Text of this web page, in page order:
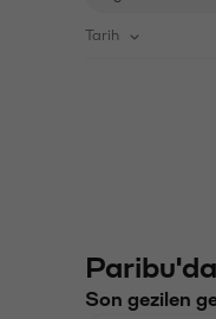
Tarih
Son gezilen